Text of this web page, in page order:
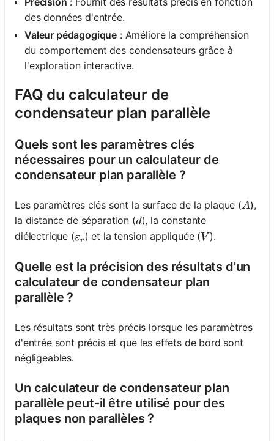
des données d'entrée.
Valeur pédagogique : Améliore la compréhension
du comportement des condensateurs grâce à
l'exploration interactive.
FAQ du calculateur de
condensateur plan parallèle
Quels sont les paramètres clés
nécessaires pour un calculateur de
condensateur plan parallèle ?
Les paramètres clés sont la surface de la plaque (A
A),
la distance de séparation (d
d), la constante
diélectrique (\varepsilon_r
εr ) et la tension appliquée (V
V ).
Quelle est la précision des résultats d'un
calculateur de condensateur plan
parallèle ?
Les résultats sont très précis lorsque les paramètres
d'entrée sont précis et que les effets de bord sont
négligeables.
Un calculateur de condensateur plan
parallèle peut-il être utilisé pour des
plaques non parallèles ?